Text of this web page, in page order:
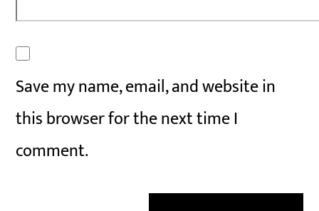
Save my name, email, and website in
this browser for the next time I
comment.